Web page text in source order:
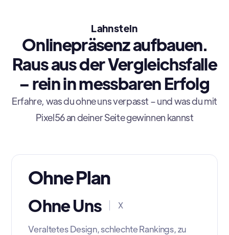
Lahnstein
Onlinepräsenz aufbauen.
Raus aus der Vergleichsfalle
– rein in messbaren Erfolg
Erfahre, was du ohne uns verpasst – und was du mit
Pixel56 an deiner Seite gewinnen kannst
Ohne Plan
Ohne Uns X
Veraltetes Design, schlechte Rankings, zu